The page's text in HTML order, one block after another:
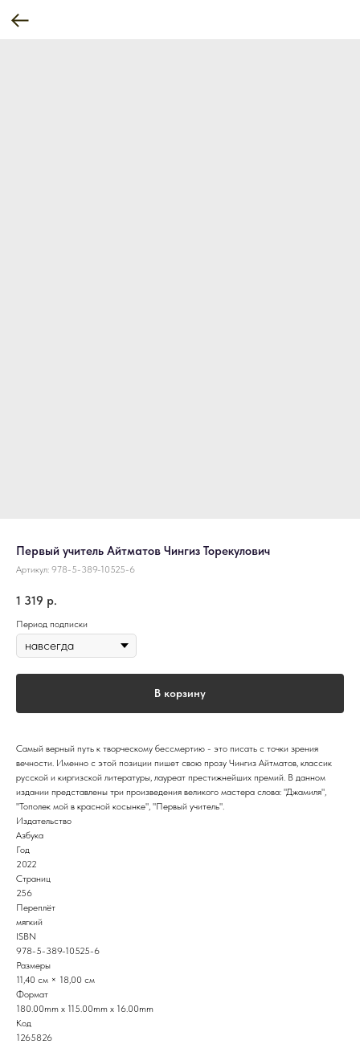
Первый учитель Айтматов Чингиз Торекулович
Артикул: 978-5-389-10525-6
1 319 р.
Период подписки
В корзину
Самый верный путь к творческому бессмертию - это писать с точки зрения
вечности. Именно с этой позиции пишет свою прозу Чингиз Айтматов, классик
русской и киргизской литературы, лауреат престижнейших премий. В данном
издании представлены три произведения великого мастера слова: "Джамиля",
"Тополек мой в красной косынке", "Первый учитель".
Издательство
Азбука
Год
2022
Страниц
256
Переплёт
мягкий
ISBN
978-5-389-10525-6
Размеры
11,40 см × 18,00 см
Формат
180.00mm x 115.00mm x 16.00mm
Код
1265826